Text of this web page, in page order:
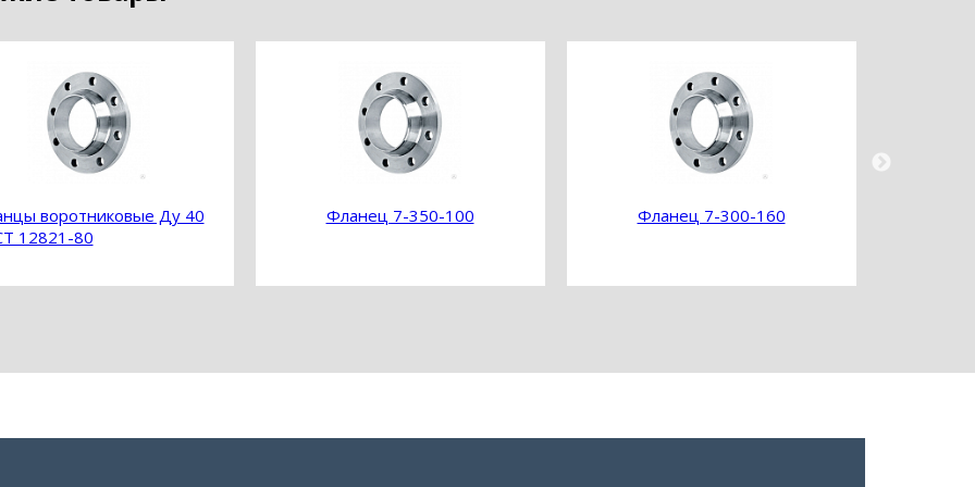
воротниковые Ду 40
12821-80
Фланец 7-350-100 Фланец 7-300-160